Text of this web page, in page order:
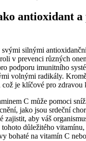
antioxidant a
silnými
v prevenci různých
podporu imunitního
volnými radikály.
je klíčové pro zdravou
C může pomoci
jako jsou srdeční
zajistit, aby váš
důležitého
bohaté na vitamín C